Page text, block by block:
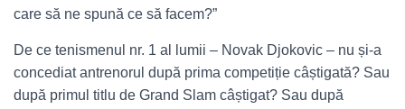
care să ne spună ce să facem?”
De ce tenismenul nr. 1 al lumii – Novak Djokovic – nu și-a
concediat antrenorul după prima competiție câștigată? Sau
după primul titlu de Grand Slam câștigat? Sau după